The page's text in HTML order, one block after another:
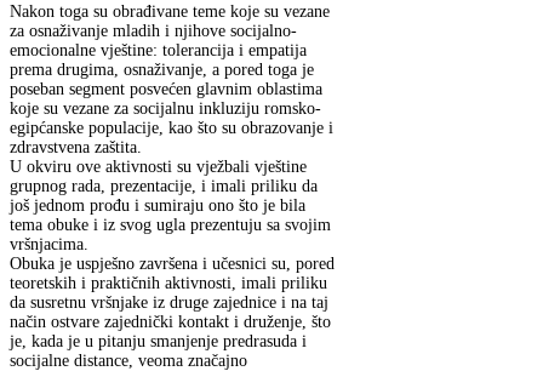
Nakon toga su obrađivane teme koje su vezane
za osnaživanje mladih i njihove socijalno-
emocionalne vještine: tolerancija i empatija
prema drugima, osnaživanje, a pored toga je
poseban segment posvećen glavnim oblastima
koje su vezane za socijalnu inkluziju romsko-
egipćanske populacije, kao što su obrazovanje i
zdravstvena zaštita.
U okviru ove aktivnosti su vježbali vještine
grupnog rada, prezentacije, i imali priliku da
još jednom prođu i sumiraju ono što je bila
tema obuke i iz svog ugla prezentuju sa svojim
vršnjacima.
Obuka je uspješno završena i učesnici su, pored
teoretskih i praktičnih aktivnosti, imali priliku
da susretnu vršnjake iz druge zajednice i na taj
način ostvare zajednički kontakt i druženje, što
je, kada je u pitanju smanjenje predrasuda i
socijalne distance, veoma značajno